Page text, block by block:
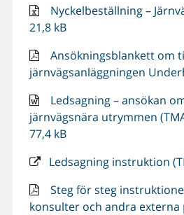
Nyckelbeställning –
21,8 kB
Ansökningsblankett om
järnvägsanläggningen
Ledsagning – ansökan
järnvägsnära utrymmen
77,4 kB
Ledsagning instruktion
Steg för steg
konsulter och andra externa